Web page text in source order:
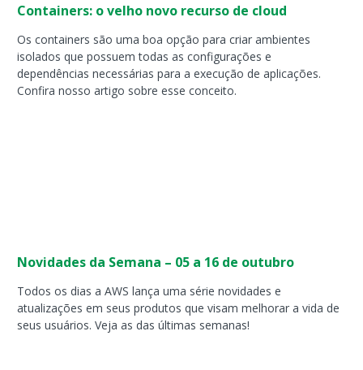
Containers: o velho novo recurso de cloud
Os containers são uma boa opção para criar ambientes
isolados que possuem todas as configurações e
dependências necessárias para a execução de aplicações.
Confira nosso artigo sobre esse conceito.
Novidades da Semana – 05 a 16 de outubro
Todos os dias a AWS lança uma série novidades e
atualizações em seus produtos que visam melhorar a vida de
seus usuários. Veja as das últimas semanas!